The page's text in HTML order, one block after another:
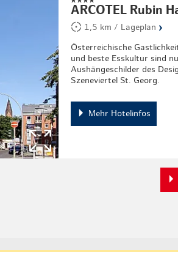
ARCOTEL Rubin
1,5 km / Lageplan ›
Österreichische
und beste Esskultur sind
Aushängeschilder des
Szeneviertel St. Georg.
Mehr Hotelinfos